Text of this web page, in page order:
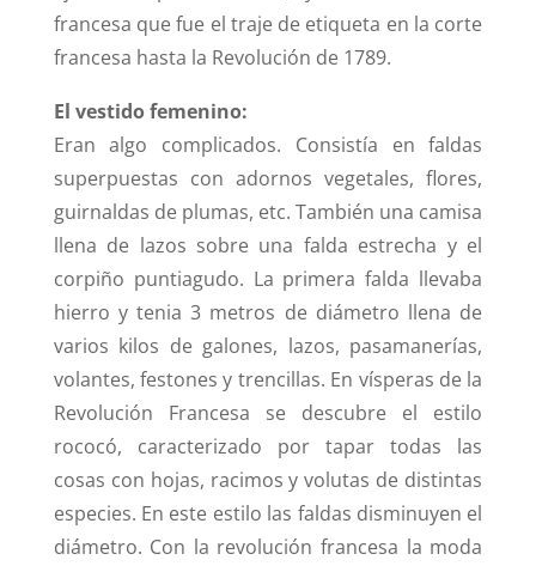
francesa que fue el traje de etiqueta en la corte
francesa hasta la Revolución de 1789.
El vestido femenino:
Eran algo complicados. Consistía en faldas
superpuestas con adornos vegetales, flores,
guirnaldas de plumas, etc. También una camisa
llena de lazos sobre una falda estrecha y el
corpiño puntiagudo. La primera falda llevaba
hierro y tenia 3 metros de diámetro llena de
varios kilos de galones, lazos, pasamanerías,
volantes, festones y trencillas. En vísperas de la
Revolución Francesa se descubre el estilo
rococó, caracterizado por tapar todas las
cosas con hojas, racimos y volutas de distintas
especies. En este estilo las faldas disminuyen el
diámetro. Con la revolución francesa la moda